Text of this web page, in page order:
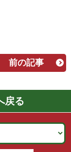
前の記事
戻る